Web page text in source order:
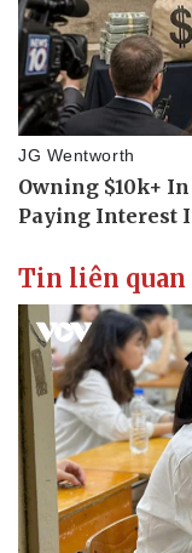
Thể thao
Bóng đá
Lịch thi đấu bóng đá
Thế giới thể thao
eSports
Hậu trường
Tin liên quan